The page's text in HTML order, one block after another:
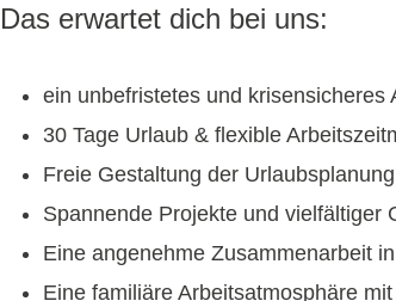
Das erwartet dich bei uns:
ein unbefristetes und krisensicheres
30 Tage Urlaub & flexible
Freie Gestaltung der
Spannende Projekte und vielfältiger
Eine angenehme Zusammenarbeit
Eine familiäre Arbeitsatmosphäre